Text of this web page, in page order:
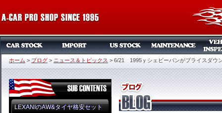
ホーム > ブログ > ニュース＆トピックス > 6/21 1995ｙシェビーバンがプライスダウ
LEXANIのAW&タイヤ格安セット